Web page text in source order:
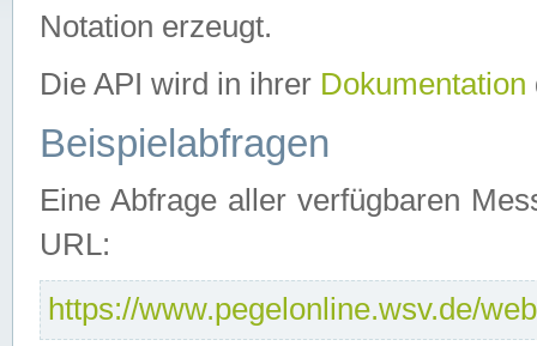
Notation erzeugt.
Die API wird in ihrer Dokumentation
Beispielabfragen
Eine Abfrage aller verfügbaren
URL:
https://www.pegelonline.wsv.de/